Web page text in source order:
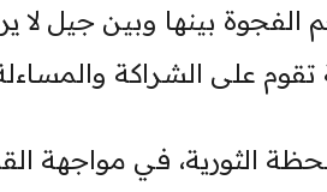
الفجوة بينها وبين جيل لا
تقوم على الشراكة
الثورية، في مواجهة